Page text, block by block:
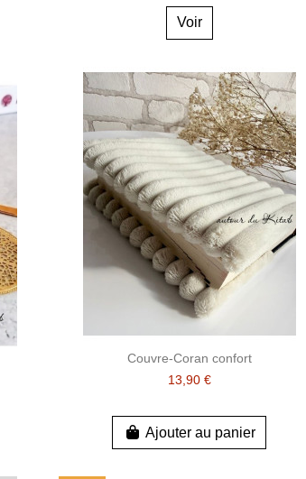
Voir
Couvre-Coran confort
13,90 €
Ajouter au panier